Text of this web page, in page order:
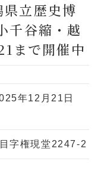
立歴史博
千谷縮・越
まで開催中
年12月21日
字権現堂2247-2